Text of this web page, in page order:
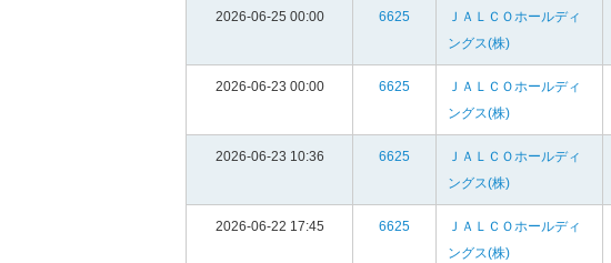
2026-06-25 00:00 6625
ＪＡＬＣＯホールディ
ングス(株)
2026-06-23 00:00 6625
ＪＡＬＣＯホールディ
ングス(株)
2026-06-23 10:36 6625
ＪＡＬＣＯホールディ
ングス(株)
2026-06-22 17:45 6625
ＪＡＬＣＯホールディ
ングス(株)